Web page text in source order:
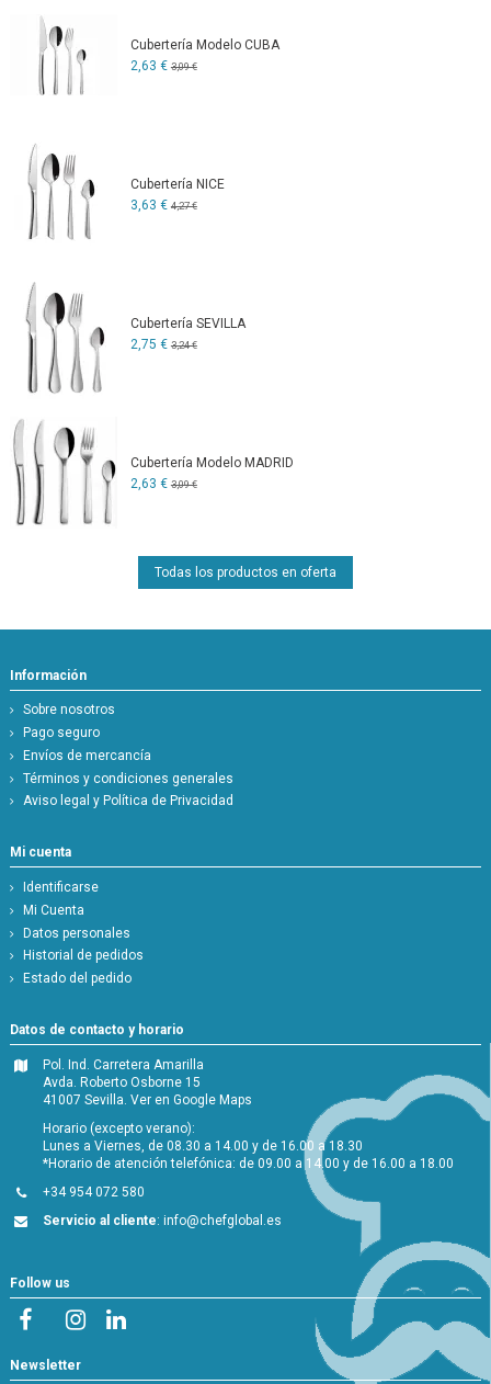
Cubertería Modelo CUBA
2,63 € 3,09 €
Cubertería NICE
3,63 € 4,27 €
Cubertería SEVILLA
2,75 € 3,24 €
Cubertería Modelo MADRID
2,63 € 3,09 €
Todas los productos en oferta
Información
Sobre nosotros
Pago seguro
Envíos de mercancía
Términos y condiciones generales
Aviso legal y Política de Privacidad
Mi cuenta
Identificarse
Mi Cuenta
Datos personales
Historial de pedidos
Estado del pedido
Datos de contacto y horario
Pol. Ind. Carretera Amarilla
Avda. Roberto Osborne 15
41007 Sevilla.Ver en Google Maps
Horario (excepto verano):
Lunes a Viernes, de 08.30 a 14.00 y de 16.00 a 18.30
*Horario de atención telefónica: de 09.00 a 14.00 y de 16.00 a 18.00
+34 954 072 580
Servicio al cliente:info@chefglobal.es
Follow us
Newsletter